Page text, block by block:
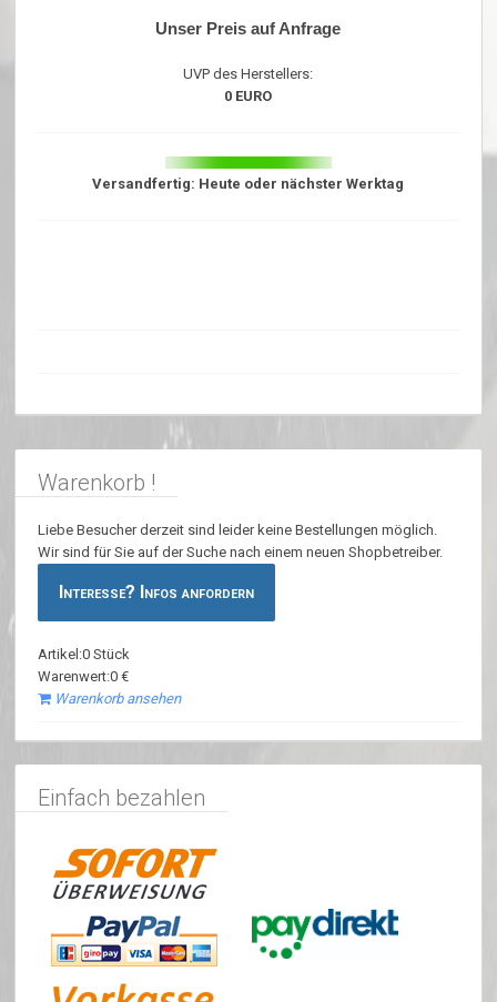
Unser Preis auf Anfrage
UVP des Herstellers:
0 EURO
Versandfertig: Heute oder nächster Werktag
Warenkorb !
Liebe Besucher derzeit sind leider keine Bestellungen möglich.
Wir sind für Sie auf der Suche nach einem neuen Shopbetreiber.
Interesse? Infos anfordern
Artikel:0 Stück
Warenwert:0 €
Warenkorb ansehen
Einfach bezahlen